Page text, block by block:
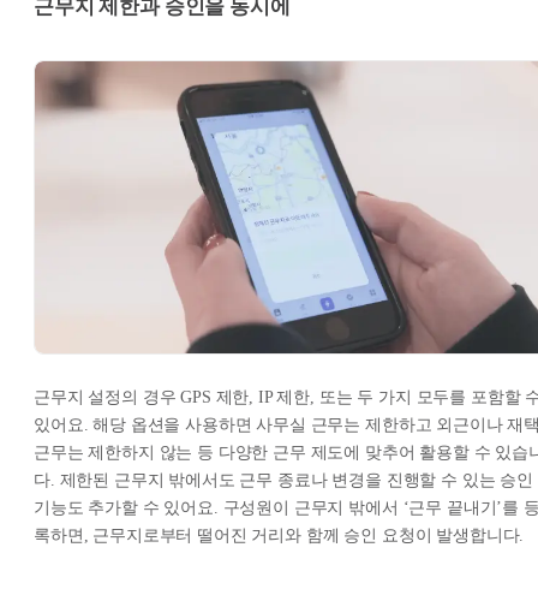
근무지 제한과 승인을 동시에
근무지 설정의 경우 GPS 제한, IP 제한, 또는 두 가지 모두를 포함할
있어요. 해당 옵션을 사용하면 사무실 근무는 제한하고 외근이나 재
근무는 제한하지 않는 등 다양한 근무 제도에 맞추어 활용할 수 있습
다. 제한된 근무지 밖에서도 근무 종료나 변경을 진행할 수 있는 승인
기능도 추가할 수 있어요. 구성원이 근무지 밖에서 ‘근무 끝내기’를
록하면, 근무지로부터 떨어진 거리와 함께 승인 요청이 발생합니다.